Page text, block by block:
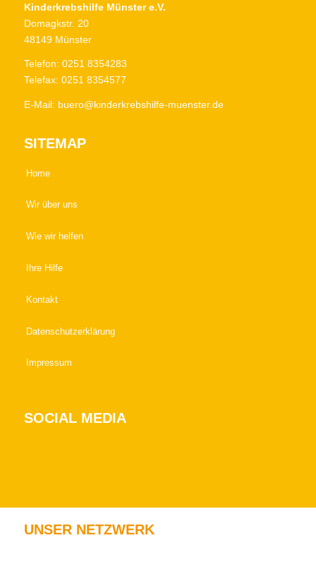
Kinderkrebshilfe Münster e.V.
Domagkstr. 20
48149 Münster
Telefon: 0251 8354283
Telefax: 0251 8354577
E-Mail: buero@kinderkrebshilfe-muenster.de
SITEMAP
Home
Wir über uns
Wie wir helfen
Ihre Hilfe
Kontakt
Datenschutzerklärung
Impressum
SOCIAL MEDIA
UNSER NETZWERK